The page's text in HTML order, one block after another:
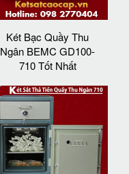
Két Bạc Quầy Thu
Ngân BEMC GD100-
710 Tốt Nhất